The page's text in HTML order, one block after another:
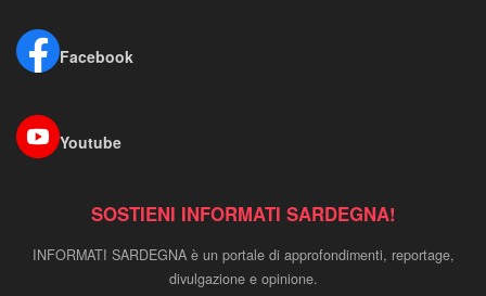
Facebook
Youtube
SOSTIENI INFORMATI SARDEGNA!
INFORMATI SARDEGNA è un portale di approfondimenti, reportage,
divulgazione e opinione.